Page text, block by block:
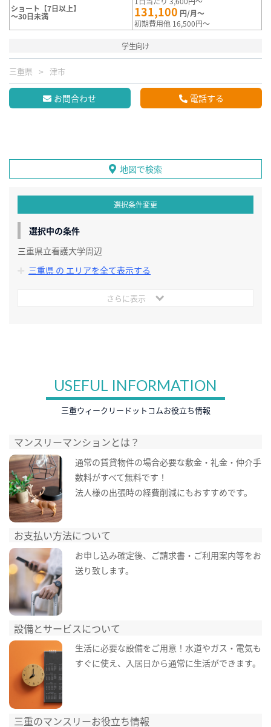
ショート【7日以上】
～30日未満 131,100 円/月～
初期費用他 16,500円～
学生向け
三重県 津市
お問合わせ 電話する
地図で検索
選択条件変更
選択中の条件
三重県立看護大学周辺
三重県 の エリアを全て表示する
さらに表示
USEFUL INFORMATION
三重ウィークリードットコムお役立ち情報
マンスリーマンションとは？
通常の賃貸物件の場合必要な敷金・礼金・仲介手
数料がすべて無料です！
法人様の出張時の経費削減にもおすすめです。
お支払い方法について
お申し込み確定後、ご請求書・ご利用案内等をお
送り致します。
設備とサービスについて
生活に必要な設備をご用意！水道やガス・電気も
すぐに使え、入居日から通常に生活ができます。
三重のマンスリーお役立ち情報